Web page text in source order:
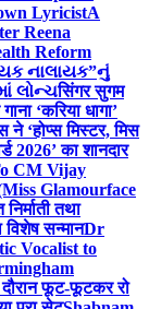
LyricistA
Reena
Reform
નાલાયક”નું
લોન્ચसिंगर सुगम
‘करिया धागा’
ने ‘होप्स मिस्टर, मिस
2026’ का शानदार
CM Vijay
Glamourface
तथा
विशेष सन्मानDr
Vocalist to
फूट-फूटकर रो